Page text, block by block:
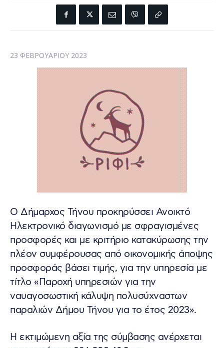
23 ΦΕΒΡΟΥΑΡΊΟΥ 2023
Ο Δήμαρχος Τήνου προκηρύσσει Ανοικτό
Ηλεκτρονικό διαγωνισμό με σφραγισμένες
προσφορές και με κριτήριο κατακύρωσης την
πλέον συμφέρουσας από οικονομικής άποψης
προσφοράς βάσει τιμής, για την υπηρεσία με
τίτλο «Παροχή υπηρεσιών για την
ναυαγοσωστική κάλυψη πολυσύχναστων
παραλιών Δήμου Τήνου για το έτος 2023».
Η εκτιμώμενη αξία της σύμβασης ανέρχεται